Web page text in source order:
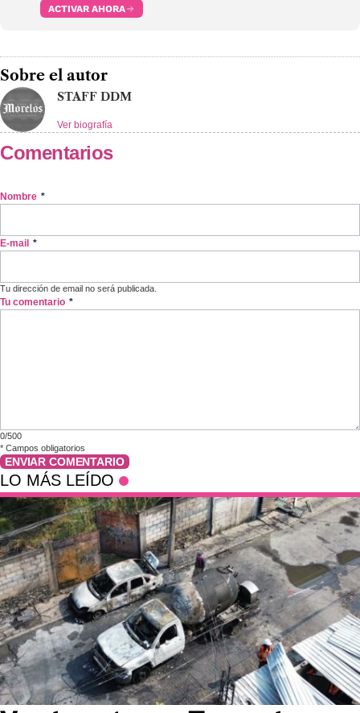
ACTIVAR AHORA
Sobre el autor
STAFF DDM
Ver biografía
Comentarios
Nombre *
E-mail *
Tu dirección de email no será publicada.
Tu comentario *
0/500
* Campos obligatorios
ENVIAR COMENTARIO
LO MÁS LEÍDO